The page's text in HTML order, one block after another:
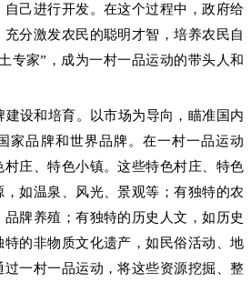
己进行开发。在这个过程中，政府给
分激发农民的聪明才智，培养农民自
专家”，成为一村一品运动的带头人和
建设和培育。以市场为导向，瞄准国内
家品牌和世界品牌。在一村一品运动
庄、特色小镇。这些特色村庄、特色
如温泉、风光、景观等；有独特的农
牌养殖；有独特的历史人文，如历史
的非物质文化遗产，如民俗活动、地
一村一品运动，将这些资源挖掘、整